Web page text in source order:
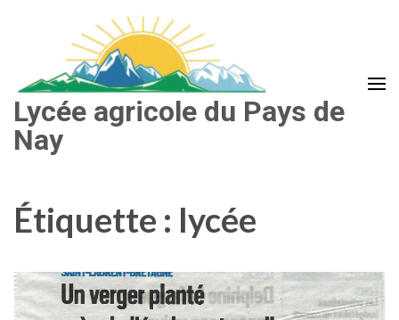
(Pressez
Entrée)
Lycée agricole du Pays de
Nay
Étiquette : lycée